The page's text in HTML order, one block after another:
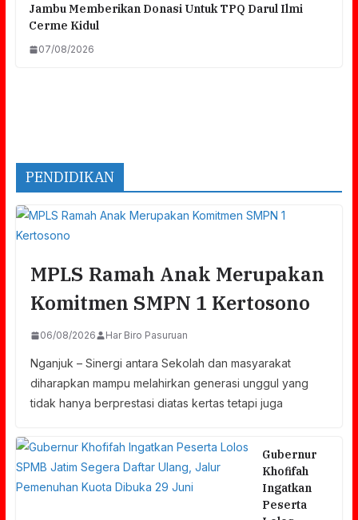
Jambu Memberikan Donasi Untuk TPQ Darul Ilmi
Cerme Kidul
07/08/2026
PENDIDIKAN
MPLS Ramah Anak Merupakan
Komitmen SMPN 1 Kertosono
06/08/2026 Har Biro Pasuruan
Nganjuk – Sinergi antara Sekolah dan masyarakat
diharapkan mampu melahirkan generasi unggul yang
tidak hanya berprestasi diatas kertas tetapi juga
Gubernur
Khofifah
Ingatkan
Peserta